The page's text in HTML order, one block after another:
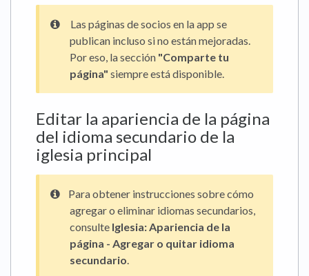
Las páginas de socios en la app se
publican incluso si no están mejoradas.
Por eso, la sección "Comparte tu
página" siempre está disponible.
Editar la apariencia de la página
del idioma secundario de la
iglesia principal
Para obtener instrucciones sobre cómo
agregar o eliminar idiomas secundarios,
consulte Iglesia: Apariencia de la
página - Agregar o quitar idioma
secundario.